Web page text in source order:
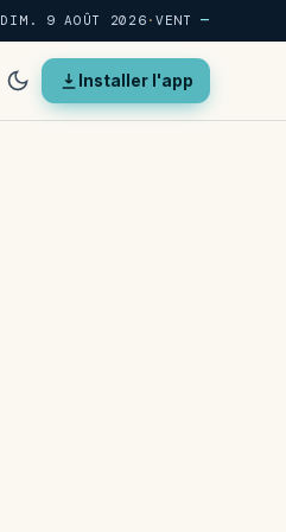
DIM. 9 AOÛT 2026 · VENT—
Installer l'app